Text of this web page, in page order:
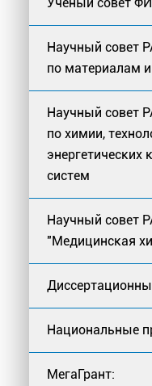
Научный совет
по материалам
Научный совет
по химии,
энергетических
систем
Научный совет
"Медицинская
Национальные
МегаГрант: